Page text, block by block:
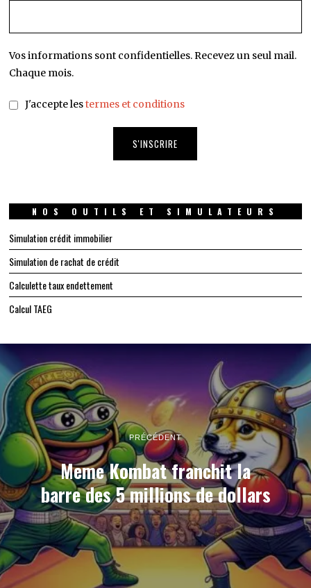
Vos informations sont confidentielles. Recevez un seul mail.
Chaque mois.
J'accepte lestermes et conditions
NOS OUTILS ET SIMULATEURS
Simulation crédit immobilier
Simulation de rachat de crédit
Calculette taux endettement
Calcul TAEG
PRÉCÉDENT
Meme Kombat franchit la
barre des 5 millions de dollars